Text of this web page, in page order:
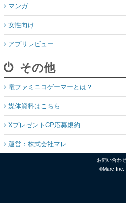
マンガ
女性向け
アプリレビュー
その他
電ファミニコゲーマーとは？
媒体資料はこちら
XプレゼントCP応募規約
運営：株式会社マレ
お問い合わせ
©Mare Inc.